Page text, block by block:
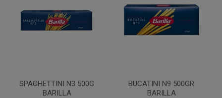
SPAGHETTINI N3 500G
BARILLA
BUCATINI N9 500GR
BARILLA